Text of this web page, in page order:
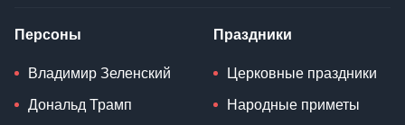
Персоны
Владимир Зеленский
Дональд Трамп
Праздники
Церковные праздники
Народные приметы